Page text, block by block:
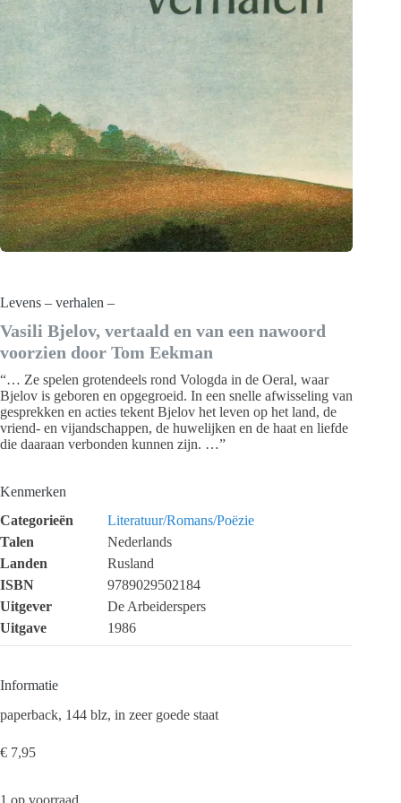
Levens – verhalen –
Vasili Bjelov, vertaald en van een nawoord
voorzien door Tom Eekman
“… Ze spelen grotendeels rond Vologda in de Oeral, waar
Bjelov is geboren en opgegroeid. In een snelle afwisseling van
gesprekken en acties tekent Bjelov het leven op het land, de
vriend- en vijandschappen, de huwelijken en de haat en liefde
die daaraan verbonden kunnen zijn. …”
Kenmerken
Categorieën
Literatuur/Romans/Poëzie
Talen
Nederlands
Landen
Rusland
ISBN
9789029502184
Uitgever
De Arbeiderspers
Uitgave
1986
Informatie
paperback, 144 blz, in zeer goede staat
€ 7,95